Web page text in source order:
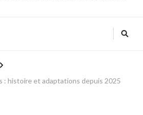
: histoire et adaptations depuis 2025